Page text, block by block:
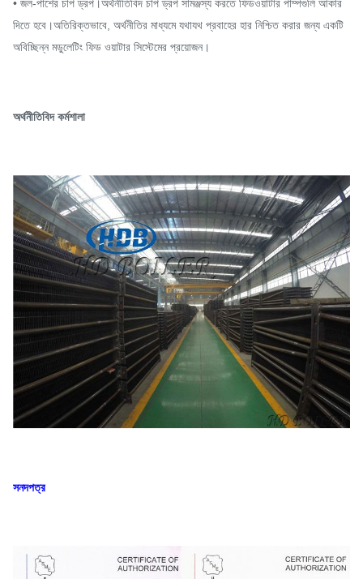
• জল-পাশের চাপ ড্রপ।অর্থনীতিবিদ চাপ ড্রপ সামঞ্জস্য করতে ফিডওয়াটার পাম্পগুলি আকার
দিতে হবে।অতিরিক্তভাবে, অর্থনীতির মাধ্যমে যথাযথ প্রবাহের হার নিশ্চিত করার জন্য একটি
অবিচ্ছিন্ন মডুলেটিং ফিড ওয়াটার সিস্টেমের প্রয়োজন।
অর্থনীতিবিদ কর্মশালা
সনদপত্র